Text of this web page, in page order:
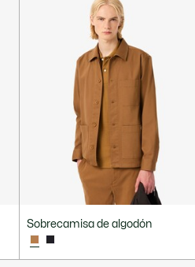
Sobrecamisa de algodón